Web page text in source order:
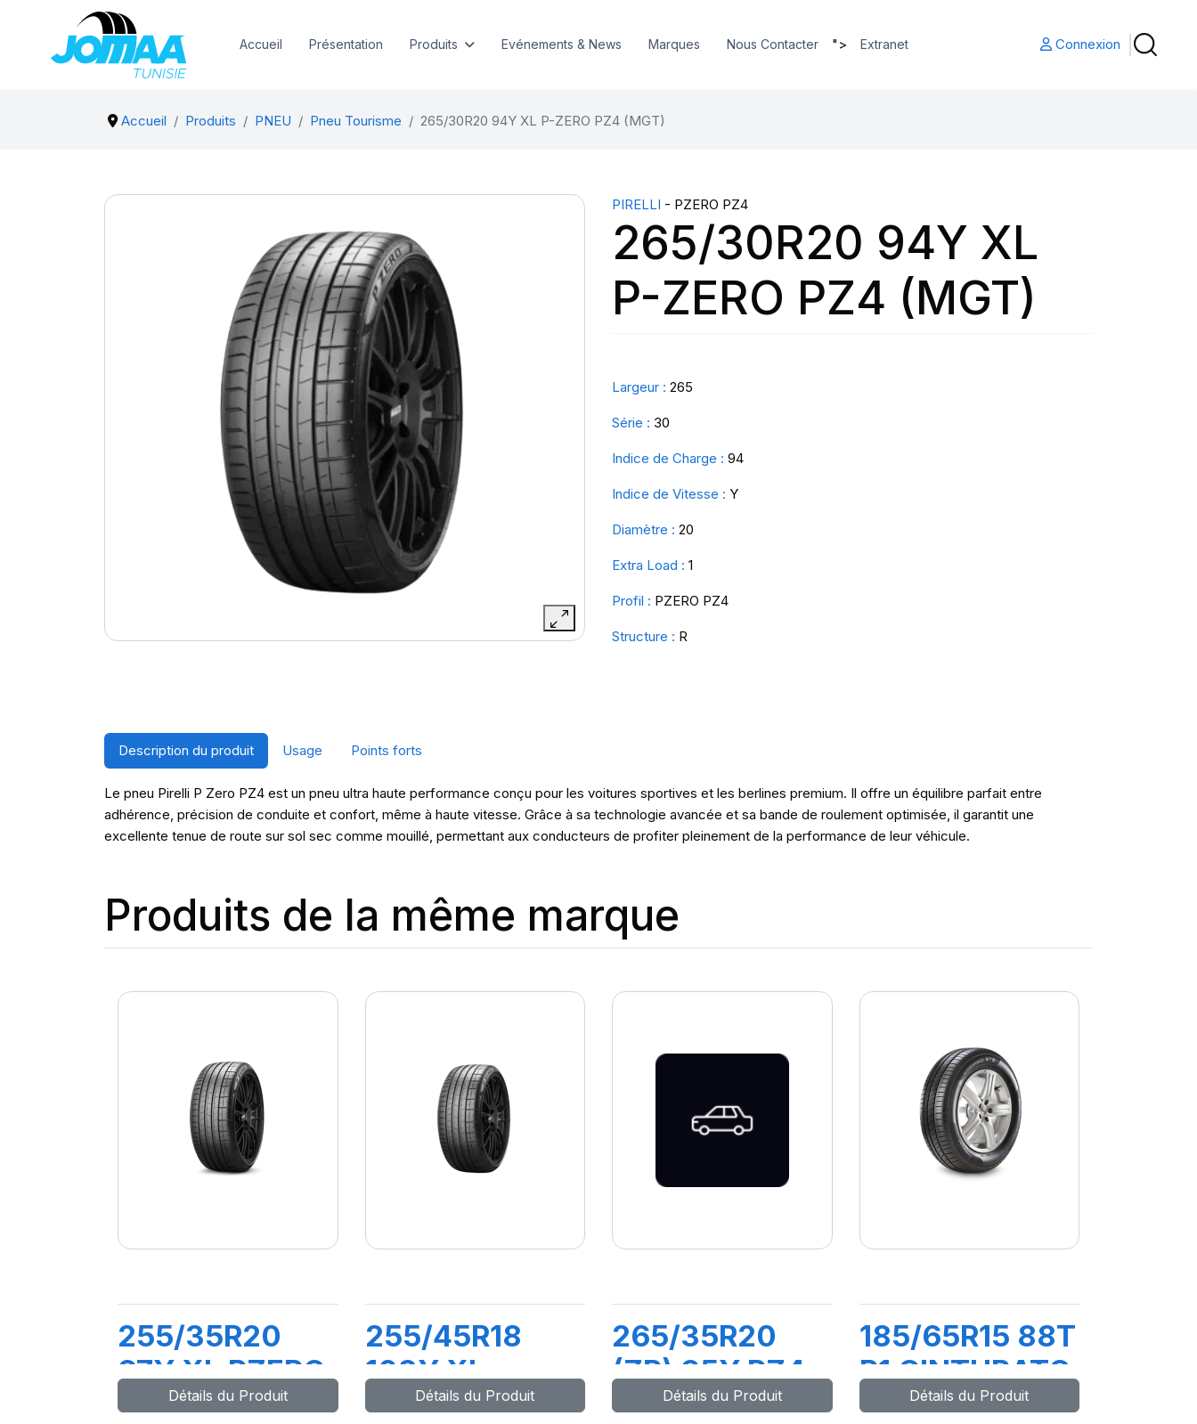
Accueil Présentation Produits Evénements & News Marques Nous Contacter "> Extranet Connexion
Accueil Produits PNEU Pneu Tourisme 265/30R20 94Y XL P-ZERO PZ4 (MGT)
PIRELLI - PZERO PZ4
265/30R20 94Y XL
P-ZERO PZ4 (MGT)
Largeur : 265
Série : 30
Indice de Charge : 94
Indice de Vitesse : Y
Diamètre : 20
Extra Load : 1
Profil : PZERO PZ4
Structure : R
Description du produit Usage Points forts
Le pneu Pirelli P Zero PZ4 est un pneu ultra haute performance conçu pour les voitures sportives et les berlines premium. Il offre un équilibre parfait entre
adhérence, précision de conduite et confort, même à haute vitesse. Grâce à sa technologie avancée et sa bande de roulement optimisée, il garantit une
excellente tenue de route sur sol sec comme mouillé, permettant aux conducteurs de profiter pleinement de la performance de leur véhicule.
Produits de la même marque
255/35R20
97Y XL PZERO
(J)
Détails du Produit
255/45R18
103Y XL
PZERO PZ4
Détails du Produit
265/35R20
(ZR) 95Y PZ4
(N1)Détails du Produit
185/65R15 88T
P1 CINTURATO
Détails du Produit